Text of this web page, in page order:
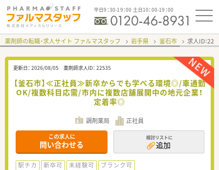
平日9：30-19：00 土日10：00-19：00
薬剤師の転職・求人サイト ファルマスタッフ 岩手県 釜石市 求人ID：
更新日： 2026/08/05 薬剤師求人ID： 22535
【釜石市】≪正社員≫新卒からでも学べる環境◎/車通勤
OK/複数科目応需/市内に複数店舗展開中の地元企業！
定着率◎
調剤薬局 正社員
この求人に
問い合わせる
検討リストに
追加
駅チカ 新卒可 未経験可
ブランク可